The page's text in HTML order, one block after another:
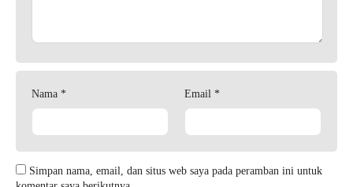
Nama * Email *
Simpan nama, email, dan situs web saya pada peramban ini untuk